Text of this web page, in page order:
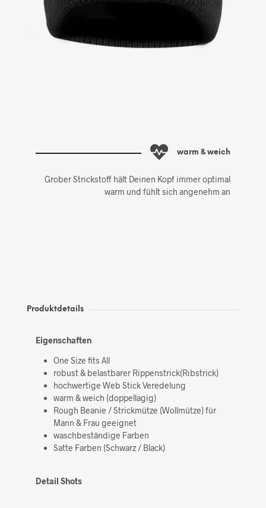
warm & weich
Grober Strickstoff hält Deinen Kopf immer optimal
warm und fühlt sich angenehm an
Produktdetails
Eigenschaften
One Size fits All
robust & belastbarer Rippenstrick(Ribstrick)
hochwertige Web Stick Veredelung
warm & weich (doppellagig)
Rough Beanie / Strickmütze (Wollmütze) für
Mann & Frau geeignet
waschbeständige Farben
Satte Farben (Schwarz / Black)
Detail Shots